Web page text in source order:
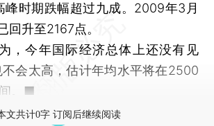
峰时期跌幅超过九成。2009年3月
回升至2167点。
今年国际经济总体上还没有见
会太高，估计年均水平将在2500
。■
文共计0字 订阅后继续阅读